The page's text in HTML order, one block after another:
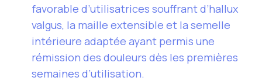
favorable d’utilisatrices souffrant d’hallux
valgus, la maille extensible et la semelle
intérieure adaptée ayant permis une
rémission des douleurs dès les premières
semaines d’utilisation.